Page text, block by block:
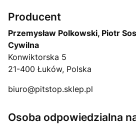
Producent
Przemysław Polkowski, Piotr
Cywilna
Konwiktorska 5
21-400 Łuków, Polska
biuro@pitstop.sklep.pl
Osoba odpowiedzialna